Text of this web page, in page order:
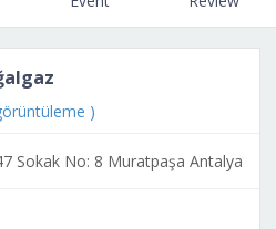
)
Sokak No: 8 Muratpaşa Antalya